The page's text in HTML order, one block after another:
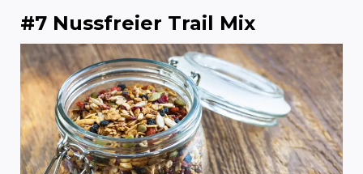
#7 Nussfreier Trail Mix